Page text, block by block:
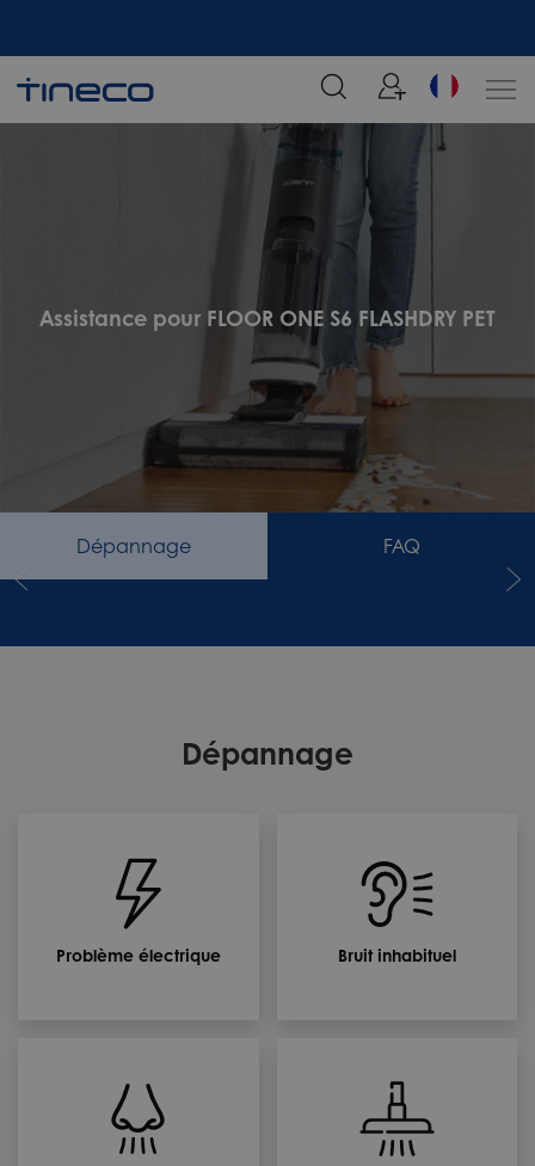
Rejoignez notre liste de diffusion et profitez de 5% de réduction sur votre
commande chez Tineco
Assistance pour FLOOR ONE S6 FLASHDRY PET
Dépannage FAQ
Dépannage
Problème électrique Bruit inhabituel